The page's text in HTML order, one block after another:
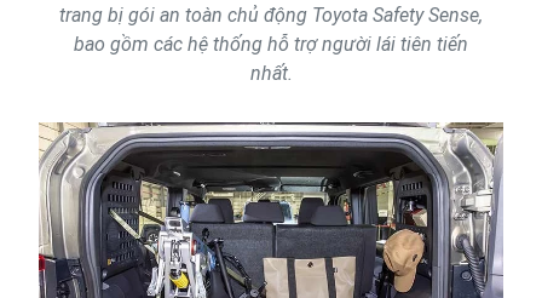
trang bị gói an toàn chủ động Toyota Safety Sense,
bao gồm các hệ thống hỗ trợ người lái tiên tiến
nhất.